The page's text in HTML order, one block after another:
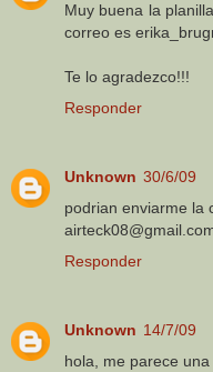
Muy buena la
correo es
Te lo agradezco!!!
Responder
Unknown 30/6/09
podrian enviarme la
Responder
Unknown 14/7/09
hola, me parece